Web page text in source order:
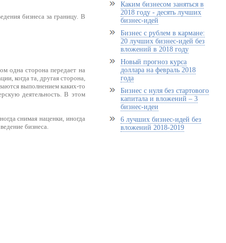
бизнеса за границу. В
одна сторона передает на
когда та, другая сторона,
выполнением каких-то
деятельность. В этом
снимая наценки, иногда
бизнеса.
Каким бизнесом заняться в
2018 году - десять лучших
бизнес-идей
Бизнес с рублем в кармане:
20 лучших бизнес-идей без
вложений в 2018 году
Новый прогноз курса
доллара на февраль 2018
года
Бизнес с нуля без стартового
капитала и вложений – 3
бизнес-идеи
6 лучших бизнес-идей без
вложений 2018-2019